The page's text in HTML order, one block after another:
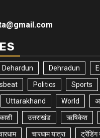
Dehardun Dehradun
Politics Sports
Uttarakhand World
उत्तराखंड ऋषिकेश
चारधाम यात्रा